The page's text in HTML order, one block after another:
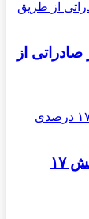
از
صادرات ۳۴۸ میلیون دلاری زنجان| ‌کاهش ۱۷